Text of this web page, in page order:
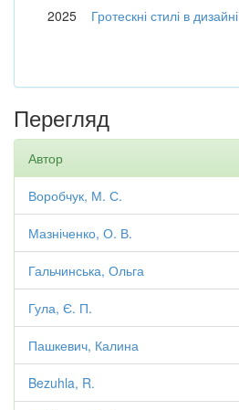
2025 Гротескні стилі в дизайні
Перегляд
Автор
Воробчук, М. С.
Мазніченко, О. В.
Гальчинська, Ольга
Гула, Є. П.
Пашкевич, Калина
Bezuhla, R.